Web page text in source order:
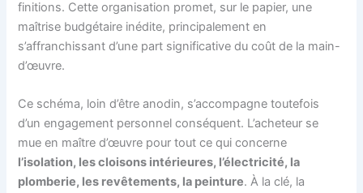
finitions. Cette organisation promet, sur le papier, une
maîtrise budgétaire inédite, principalement en
s’affranchissant d’une part significative du coût de la main-
d’œuvre.
Ce schéma, loin d’être anodin, s’accompagne toutefois
d’un engagement personnel conséquent. L’acheteur se
mue en maître d’œuvre pour tout ce qui concerne
l’isolation, les cloisons intérieures, l’électricité, la
plomberie, les revêtements, la peinture. À la clé, la